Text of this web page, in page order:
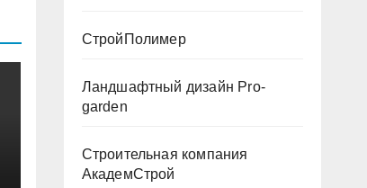
СтройПолимер
Ландшафтный дизайн Pro-
garden
Строительная компания
АкадемСтрой